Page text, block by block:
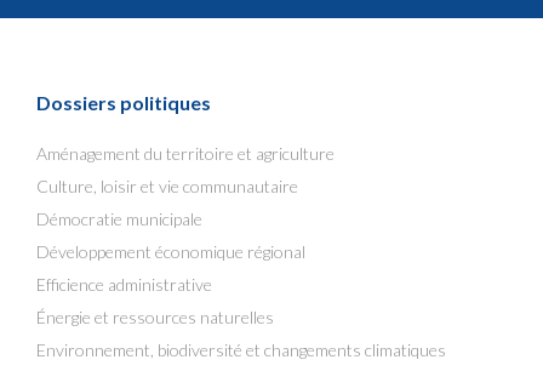
Dossiers politiques
Aménagement du territoire et agriculture
Culture, loisir et vie communautaire
Démocratie municipale
Développement économique régional
Efficience administrative
Énergie et ressources naturelles
Environnement, biodiversité et changements climatiques